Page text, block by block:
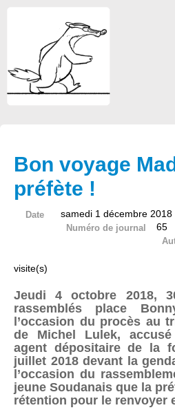
Bon voyage
préfète !
Date samedi 1 décembre 2018
Numéro de journal 65
visite(s)
Jeudi 4 octobre 2018,
rassemblés place
l’occasion du procès au
de Michel Lulek,
agent dépositaire de la
juillet 2018 devant la
l’occasion du
jeune Soudanais que la
rétention pour le renvoyer